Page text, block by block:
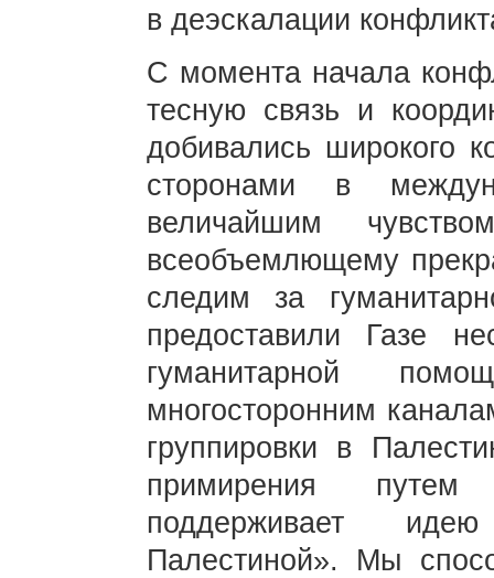
в деэскалации
С момента начала
тесную связь и
добивались широкого
сторонами в
величайшим
всеобъемлющему
следим за
предоставили Газе
гуманитарной
многосторонним
группировки в
примирения
поддерживает
Палестиной». Мы